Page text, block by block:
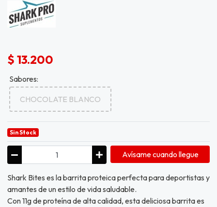
$ 13.200
Sabores:
CHOCOLATE BLANCO
Sin Stock
Avísame cuando llegue
Shark Bites es la barrita proteica perfecta para deportistas y
amantes de un estilo de vida saludable.
Con 11g de proteína de alta calidad, esta deliciosa barrita es